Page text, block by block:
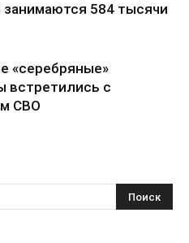
занимаются 584 тысячи
«серебряные»
встретились с
СВО